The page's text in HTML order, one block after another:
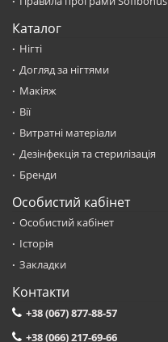
Каталог
Нігті
Догляд за нігтями
Макіяж
Вії
Витратні матеріали
Дезінфекція та стерилізація
Бренди
Особистий кабінет
Особистий кабінет
Історія
Закладки
Контакти
+38 (067) 877-88-57
+38 (066) 217-69-66